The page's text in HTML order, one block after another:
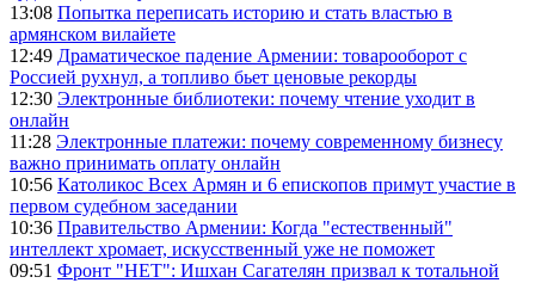
13:08 Попытка переписать историю и стать властью в
армянском вилайете
12:49 Драматическое падение Армении: товарооборот с
Россией рухнул, а топливо бьет ценовые рекорды
12:30 Электронные библиотеки: почему чтение уходит в
онлайн
11:28 Электронные платежи: почему современному бизнесу
важно принимать оплату онлайн
10:56 Католикос Всех Армян и 6 епископов примут участие в
первом судебном заседании
10:36 Правительство Армении: Когда "естественный"
интеллект хромает, искусственный уже не поможет
09:51 Фронт "НЕТ": Ишхан Сагателян призвал к тотальной